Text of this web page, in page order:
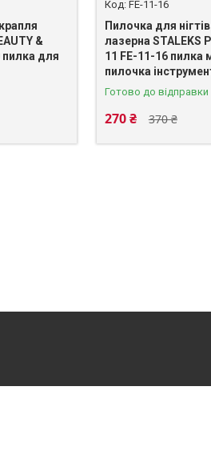
&
пилка для
FE-11-16
Пилочка для
лазерна STALEKS
11 FE-11-16 пилка
пилочка
Готово до відправки
370 ₴
270 ₴